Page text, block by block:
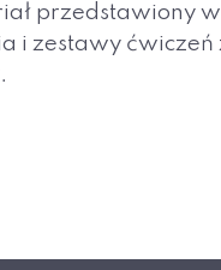
przedstawiony
i zestawy